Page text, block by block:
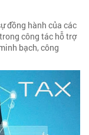
đồng hành của các
công tác hỗ trợ
bạch, công